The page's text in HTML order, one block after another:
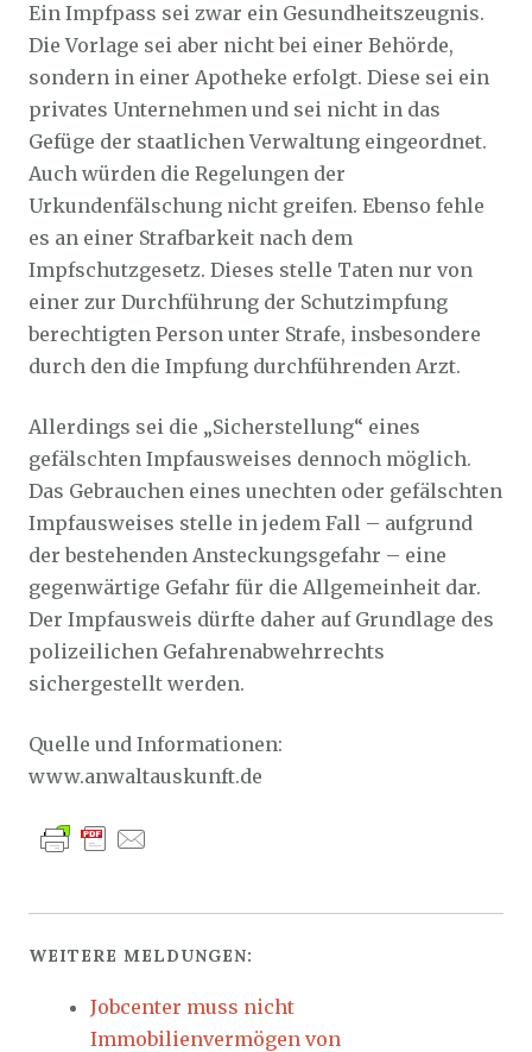
Ein Impfpass sei zwar ein Gesundheitszeugnis.
Die Vorlage sei aber nicht bei einer Behörde,
sondern in einer Apotheke erfolgt. Diese sei ein
privates Unternehmen und sei nicht in das
Gefüge der staatlichen Verwaltung eingeordnet.
Auch würden die Regelungen der
Urkundenfälschung nicht greifen. Ebenso fehle
es an einer Strafbarkeit nach dem
Impfschutzgesetz. Dieses stelle Taten nur von
einer zur Durchführung der Schutzimpfung
berechtigten Person unter Strafe, insbesondere
durch den die Impfung durchführenden Arzt.
Allerdings sei die „Sicherstellung“ eines
gefälschten Impfausweises dennoch möglich.
Das Gebrauchen eines unechten oder gefälschten
Impfausweises stelle in jedem Fall – aufgrund
der bestehenden Ansteckungsgefahr – eine
gegenwärtige Gefahr für die Allgemeinheit dar.
Der Impfausweis dürfte daher auf Grundlage des
polizeilichen Gefahrenabwehrrechts
sichergestellt werden.
Quelle und Informationen:
www.anwaltauskunft.de
WEITERE MELDUNGEN:
Jobcenter muss nicht
Immobilienvermögen von